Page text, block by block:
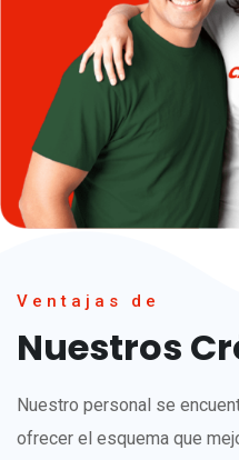
Ventajas de
Nuestros
Nuestro personal se
ofrecer el esquema que